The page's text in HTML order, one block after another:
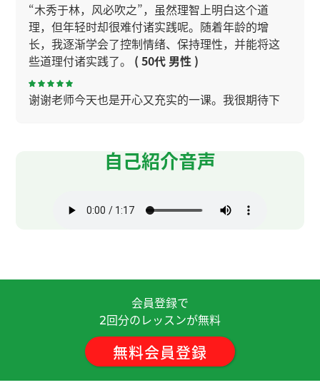
“木秀于林，风必吹之”，虽然理智上明白这个道
理，但年轻时却很难付诸实践呢。随着年龄的增
长，我逐渐学会了控制情绪、保持理性，并能将这
些道理付诸实践了。 ( 50代 男性 )
谢谢老师今天也是开心又充实的一课。我很期待下
辛苦了～，下节课见。( 50代 男性 )
脖子上，然后去跑步。下节课见。 ( 50代 男性 )
动必须的。下节课见！( 50代 男性 )
辛苦了～，下节课见！( 50代 男性 )
我也听说过"猫经济“这个词。最近经常看猫和狗的
视频，很想养一只了。下节课见。( 50代 男性 )
自己紹介音声
会員登録で
2回分のレッスンが無料
無料会員登録